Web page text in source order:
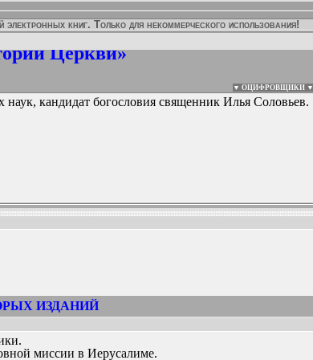
электронных книг. Только для некоммерческого использования!
Церкви»
▼ ОЦИФРОВЩИКИ ▼
кандидат богословия священник Илья Соловьев.
ИЗДАНИЙ
миссии в Иерусалиме.